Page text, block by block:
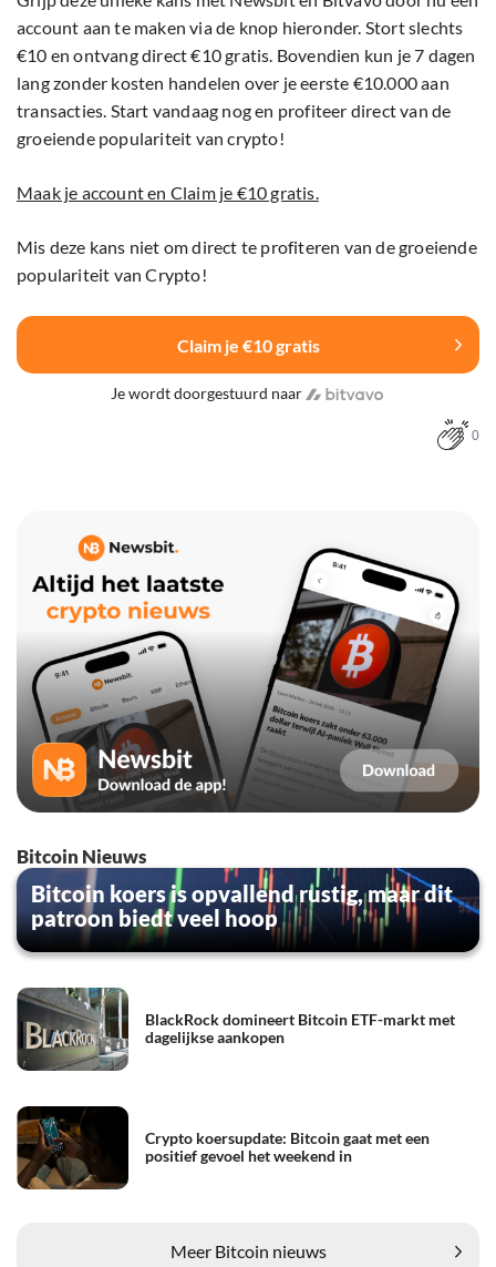
account aan te maken via de knop hieronder. Stort slechts
€10 en ontvang direct €10 gratis. Bovendien kun je 7 dagen
lang zonder kosten handelen over je eerste €10.000 aan
transacties. Start vandaag nog en profiteer direct van de
groeiende populariteit van crypto!
Maak je account en Claim je €10 gratis.
Mis deze kans niet om direct te profiteren van de groeiende
populariteit van Crypto!
Claim je €10 gratis
Je wordt doorgestuurd naar
0
Bitcoin Nieuws
Bitcoin koers is opvallend rustig, maar dit
patroon biedt veel hoop
BlackRock domineert Bitcoin ETF-markt met
dagelijkse aankopen
Crypto koersupdate: Bitcoin gaat met een
positief gevoel het weekend in
Meer Bitcoin nieuws